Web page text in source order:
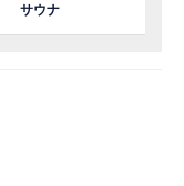
サウナ